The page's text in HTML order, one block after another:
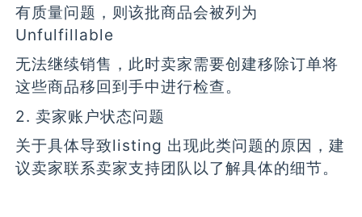
有质量问题，则该批商品会被列为
Unfulfillable
无法继续销售，此时卖家需要创建移除订单将
这些商品移回到手中进行检查。
2. 卖家账户状态问题
关于具体导致listing 出现此类问题的原因，建
议卖家联系卖家支持团队以了解具体的细节。